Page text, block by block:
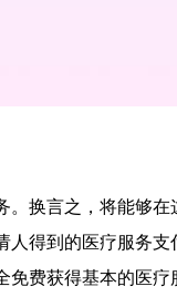
。换言之，将能够
人得到的医疗服务
免费获得基本的医